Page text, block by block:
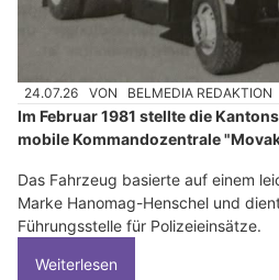
24.07.26 VON BELMEDIA REDAKTION
Im Februar 1981 stellte die
mobile Kommandozentrale
Das Fahrzeug basierte auf einem
Marke Hanomag-Henschel und
Führungsstelle für Polizeieinsätze.
Weiterlesen